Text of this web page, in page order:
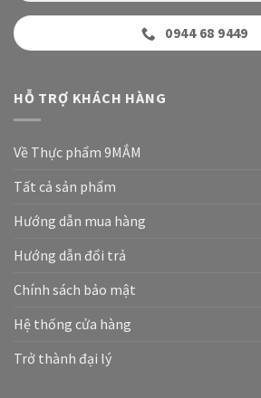
0944 68 9449
HỖ TRỢ KHÁCH HÀNG
Về Thực phẩm 9MẮM
Tất cả sản phẩm
Hướng dẫn mua hàng
Hướng dẫn đổi trả
Chính sách bảo mật
Hệ thống cửa hàng
Trở thành đại lý